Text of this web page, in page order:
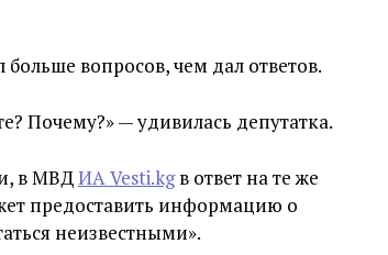
больше вопросов, чем дал ответов.
Почему?» — удивилась депутатка.
в МВДИА Vesti.kgв ответ на те же
предоставить информацию о
неизвестными».